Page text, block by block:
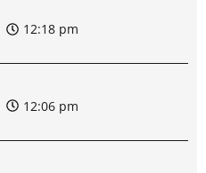
12:18 pm
12:06 pm